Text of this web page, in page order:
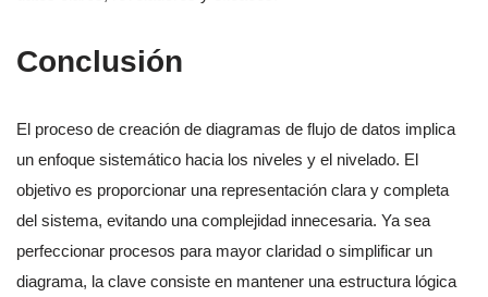
Conclusión
El proceso de creación de diagramas de flujo de datos implica
un enfoque sistemático hacia los niveles y el nivelado. El
objetivo es proporcionar una representación clara y completa
del sistema, evitando una complejidad innecesaria. Ya sea
perfeccionar procesos para mayor claridad o simplificar un
diagrama, la clave consiste en mantener una estructura lógica